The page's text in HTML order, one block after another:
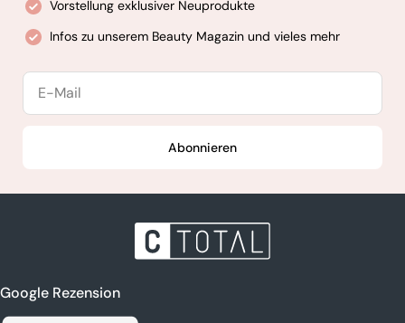
Vorstellung exklusiver Neuprodukte
Infos zu unserem Beauty Magazin und vieles mehr
E-
Abonnieren
Google Rezension